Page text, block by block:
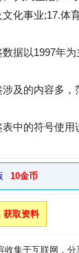
化事业;17.体
据以1997年
及的内容多，
中的符号使用
10金币
获取资料
收集于互联网，